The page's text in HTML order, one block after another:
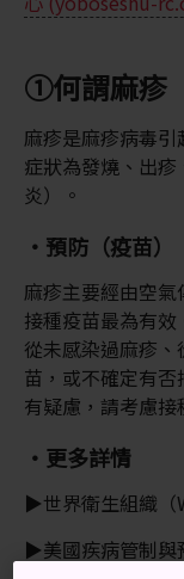
①何謂麻疹
麻疹是麻疹病毒
症狀為發燒、出
炎）。
・預防（疫苗）
麻疹主要經由空氣
接種疫苗最為有
從未感染過麻疹
苗，或不確定有
有疑慮，請考慮接
・更多詳情
▶世界衛生組織（
▶美國疾病管制與